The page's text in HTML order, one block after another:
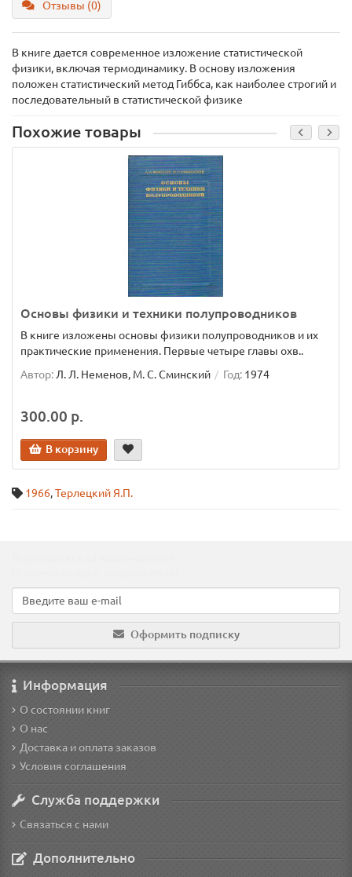
Отзывы (0)
В книге дается современное изложение статистической
физики, включая термодинамику. В основу изложения
положен статистический метод Гиббса, как наиболее строгий и
последовательный в статистической физике
Похожие товары
Основы физики и техники полупроводников
В книге изложены основы физики полупроводников и их
практические применения. Первые четыре главы охв..
Автор: Л. Л. Неменов, М. С. Сминский Год: 1974
300.00 р.
В корзину
1966,Терлецкий Я.П.
Оформить подписку
Информация
О состоянии книг
О нас
Доставка и оплата заказов
Условия соглашения
Служба поддержки
Связаться с нами
Дополнительно